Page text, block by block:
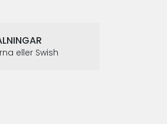
eller Swish